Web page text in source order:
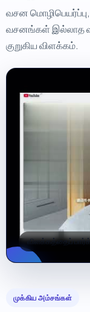
வசன மொழிபெயர்ப்பு,
வசனங்கள் இல்லாத
குறுகிய விளக்கம்.
விளக்கத்தைப்
முக்கிய அம்சங்கள்